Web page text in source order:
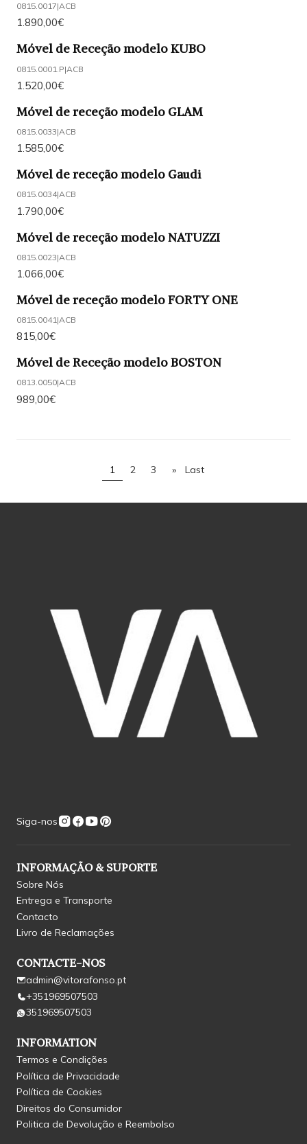
0815.0017|ACB
1.890,00€
Móvel de Receção modelo KUBO
0815.0001.P|ACB
1.520,00€
Móvel de receção modelo GLAM
0815.0033|ACB
1.585,00€
Móvel de receção modelo Gaudi
0815.0034|ACB
1.790,00€
Móvel de receção modelo NATUZZI
0815.0023|ACB
1.066,00€
Móvel de receção modelo FORTY ONE
0815.0041|ACB
815,00€
Móvel de Receção modelo BOSTON
0813.0050|ACB
989,00€
1 2 3 » Last
Siga-nos
INFORMAÇÃO & SUPORTE
Sobre Nós
Entrega e Transporte
Contacto
Livro de Reclamações
CONTACTE-NOS
admin@vitorafonso.pt
+351969507503
351969507503
INFORMATION
Termos e Condições
Política de Privacidade
Política de Cookies
Direitos do Consumidor
Politica de Devolução e Reembolso